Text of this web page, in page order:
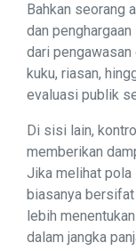
Bahkan seorang
dan
dari pengawasan
kuku, riasan,
evaluasi publik
Di sisi lain,
memberikan
Jika melihat
biasanya
lebih
dalam jangka